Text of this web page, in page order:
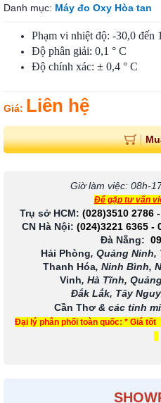
Danh mục: Máy đo Oxy Hòa tan
Phạm vi nhiệt độ: -30,0 đến
Độ phân giải: 0,1 ° C
Độ chính xác: ± 0,4 ° C
Giá: Liên hệ
Giờ làm việc: 08h-
Để gặp tư vấn
Trụ sở HCM: (028)3510 2786 -
CN Hà Nội: (024)3221 6365 -
Đà Nẵng:
Hải Phòng, Quảng Ninh,
Thanh Hóa, Ninh Bình,
Vinh, Hà Tĩnh,
Đắk Lắk, Tây
Cần Thơ & các tỉnh
Đại lý phân phối toàn quốc: * Giá